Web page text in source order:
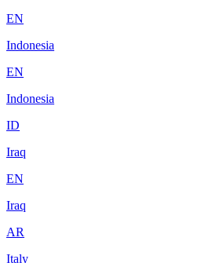
EN
Indonesia
EN
Indonesia
ID
Iraq
EN
Iraq
AR
Italy